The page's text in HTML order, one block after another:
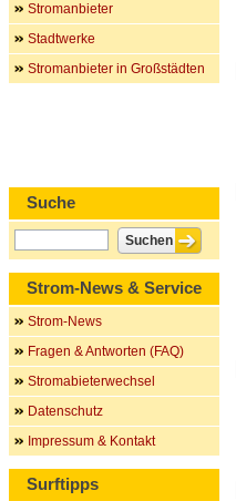
Stromanbieter
Stadtwerke
Stromanbieter in Großstädten
Suche
Strom-News & Service
Strom-News
Fragen & Antworten (FAQ)
Stromabieterwechsel
Datenschutz
Impressum & Kontakt
Surftipps